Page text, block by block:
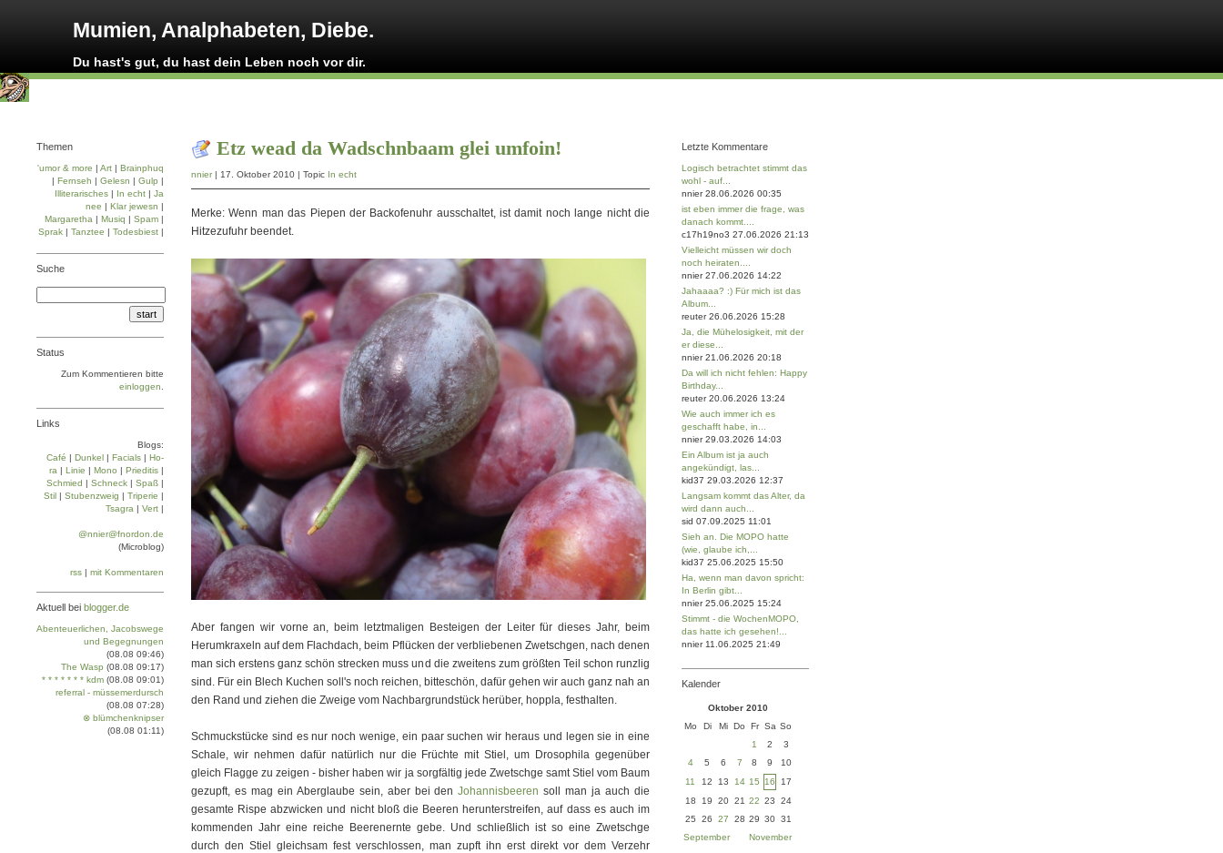
Mumien, Analphabeten, Diebe.
Du hast's gut, du hast dein Leben noch vor dir.
Etz wead da Wadschnbaam glei umfoin!
nnier| 17. Oktober 2010 | Topic In echt
Merke: Wenn man das Piepen der Backofenuhr ausschaltet, ist damit noch lange nicht die
Hitzezufuhr beendet.
Aber fangen wir vorne an, beim letztmaligen Besteigen der Leiter für dieses Jahr, beim
Herumkraxeln auf dem Flachdach, beim Pflücken der verbliebenen Zwetschgen, nach denen
man sich erstens ganz schön strecken muss und die zweitens zum größten Teil schon runzlig
sind. Für ein Blech Kuchen soll's noch reichen, bitteschön, dafür gehen wir auch ganz nah an
den Rand und ziehen die Zweige vom Nachbargrundstück herüber, hoppla, festhalten.
Schmuckstücke sind es nur noch wenige, ein paar suchen wir heraus und legen sie in eine
Schale, wir nehmen dafür natürlich nur die Früchte mit Stiel, um Drosophila gegenüber
gleich Flagge zu zeigen - bisher haben wir ja sorgfältig jede Zwetschge samt Stiel vom Baum
gezupft, es mag ein Aberglaube sein, aber bei denJohannisbeeren soll man ja auch die
gesamte Rispe abzwicken und nicht bloß die Beeren herunterstreifen, auf dass es auch im
kommenden Jahr eine reiche Beerenernte gebe. Und schließlich ist so eine Zwetschge
durch den Stiel gleichsam fest verschlossen, man zupft ihn erst direkt vor dem Verzehr
Themen
'umor & more | Art | Brainphuq
| Fernseh | Gelesn | Gulp |
Illiterarisches | In echt | Ja
nee | Klar jewesn |
Margaretha | Musiq | Spam |
Sprak | Tanztee | Todesbiest |
Suche
Status
Zum Kommentieren bitte
einloggen
Links
Blogs:
Café | Dun­kel | Facials | Ho­
ra | Linie | Mo­no | Prie­di­tis |
Schmied | Schneck | Spaß |
Stil | Stu­ben­zweig | Tri­pe­rie |
Tsa­gra | Vert |
@nnier@fnordon.de
(Microblog)
rss | mit Kommentaren
Aktuell bei blogger.de
Abenteuerlichen, Jacobswege
und Begegnungen
(08.08 09:46)
The Wasp (08.08 09:17)
* * * * * * * kdm (08.08 09:01)
referral - müssemerdursch
(08.08 07:28)
⊗ blümchenknipser
(08.08 01:11)
Letzte Kommentare
Logisch betrachtet stimmt das
wohl - auf...
nnier 28.06.2026 00:35
ist eben immer die frage, was
danach kommt....
c17h19no3 27.06.2026 21:13
Vielleicht müssen wir doch
noch heiraten....
nnier 27.06.2026 14:22
Jahaaaa? :) Für mich ist das
Album...
reuter 26.06.2026 15:28
Ja, die Mühelosigkeit, mit der
er diese...
nnier 21.06.2026 20:18
Da will ich nicht fehlen: Happy
Birthday...
reuter 20.06.2026 13:24
Wie auch immer ich es
geschafft habe, in...
nnier 29.03.2026 14:03
Ein Album ist ja auch
angekündigt, las...
kid37 29.03.2026 12:37
Langsam kommt das Alter, da
wird dann auch...
sid 07.09.2025 11:01
Sieh an. Die MOPO hatte
(wie, glaube ich,...
kid37 25.06.2025 15:50
Ha, wenn man davon spricht:
In Berlin gibt...
nnier 25.06.2025 15:24
Stimmt - die WochenMOPO,
das hatte ich gesehen!...
nnier 11.06.2025 21:49
Kalender
Oktober 2010
Mo
Di Mi Do Fr Sa So
1
2
3
4
5 6 7 8 9
10
11
12 13 14 15 16
17
18
19 20 21 22 23
24
25
26 27 28 29 30 31
September
November